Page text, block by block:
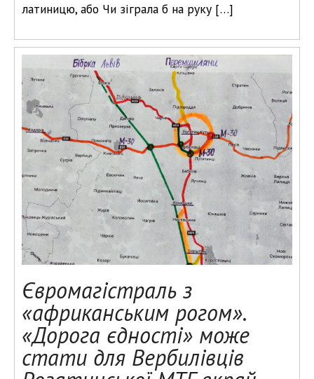
латиницю, або Чи зіграла б на руку […]
Євромагістраль з
«африканським рогом».
«Дорога єдності» може
стати для Вербилівців